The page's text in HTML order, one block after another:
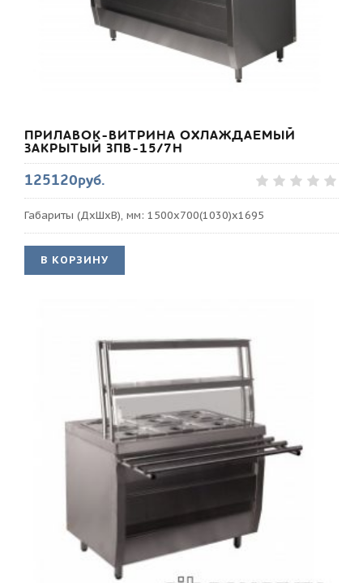
ПРИЛАВОК-ВИТРИНА ОХЛАЖДАЕМЫЙ
ЗАКРЫТЫЙ ЗПВ-15/7Н
125120руб.
Габариты (ДхШхВ), мм: 1500х700(1030)х1695
В КОРЗИНУ